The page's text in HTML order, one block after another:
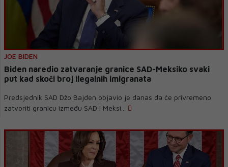
JOE BIDEN
Biden naredio zatvaranje granice SAD-Meksiko svaki
put kad skoči broj ilegalnih imigranata
Predsjednik SAD Džo Bajden objavio je danas da će privremeno
zatvoriti granicu između SAD i Meksi...